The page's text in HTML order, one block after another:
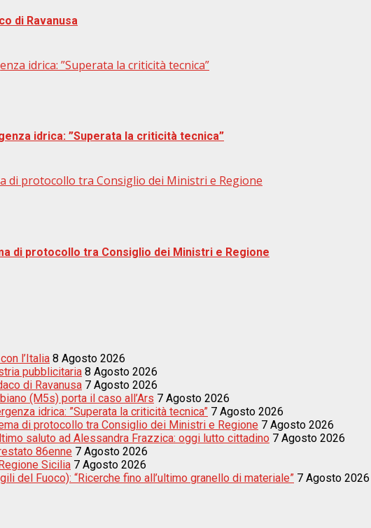
di Ravanusa
idrica: ”Superata la criticità tecnica”
idrica: ”Superata la criticità tecnica”
di protocollo tra Consiglio dei Ministri e Regione
di protocollo tra Consiglio dei Ministri e Regione
l’Italia 8 Agosto 2026
pubblicitaria 8 Agosto 2026
di Ravanusa 7 Agosto 2026
(M5s) porta il caso all’Ars 7 Agosto 2026
idrica: ”Superata la criticità tecnica” 7 Agosto 2026
di protocollo tra Consiglio dei Ministri e Regione 7 Agosto 2026
saluto ad Alessandra Frazzica: oggi lutto cittadino 7 Agosto 2026
86enne 7 Agosto 2026
Sicilia 7 Agosto 2026
del Fuoco): “Ricerche fino all’ultimo granello di materiale” 7 Agosto 2026